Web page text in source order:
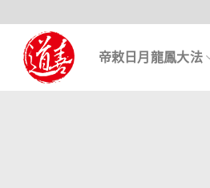
帝敕日月龍鳳大法